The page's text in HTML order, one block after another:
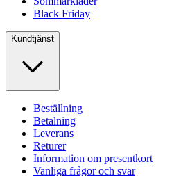
Black Friday
Kundtjänst
Beställning
Betalning
Leverans
Returer
Information om presentkort
Vanliga frågor och svar